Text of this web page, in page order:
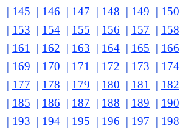
| 145 | 146 | 147 | 148 | 149 | 150
| 153 | 154 | 155 | 156 | 157 | 158
| 161 | 162 | 163 | 164 | 165 | 166
| 169 | 170 | 171 | 172 | 173 | 174
| 177 | 178 | 179 | 180 | 181 | 182
| 185 | 186 | 187 | 188 | 189 | 190
| 193 | 194 | 195 | 196 | 197 | 198